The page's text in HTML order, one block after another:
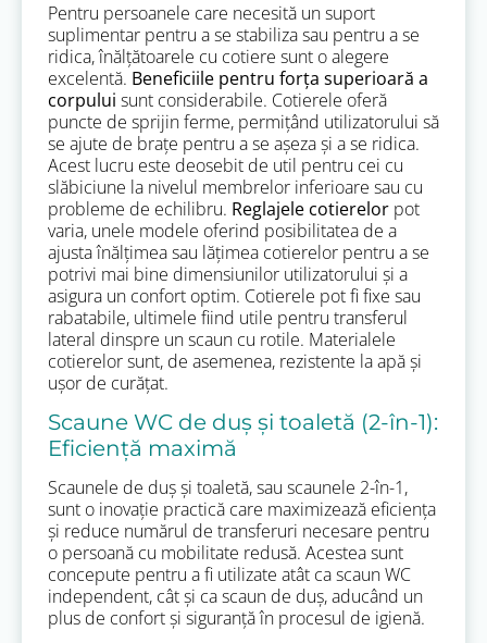
Pentru persoanele care necesită un suport
suplimentar pentru a se stabiliza sau pentru a se
ridica, înălțătoarele cu cotiere sunt o alegere
excelentă. Beneficiile pentru forța superioară a
corpului sunt considerabile. Cotierele oferă
puncte de sprijin ferme, permițând utilizatorului să
se ajute de brațe pentru a se așeza și a se ridica.
Acest lucru este deosebit de util pentru cei cu
slăbiciune la nivelul membrelor inferioare sau cu
probleme de echilibru. Reglajele cotierelor pot
varia, unele modele oferind posibilitatea de a
ajusta înălțimea sau lățimea cotierelor pentru a se
potrivi mai bine dimensiunilor utilizatorului și a
asigura un confort optim. Cotierele pot fi fixe sau
rabatabile, ultimele fiind utile pentru transferul
lateral dinspre un scaun cu rotile. Materialele
cotierelor sunt, de asemenea, rezistente la apă și
ușor de curățat.
Scaune WC de duș și toaletă (2-în-1):
Eficiență maximă
Scaunele de duș și toaletă, sau scaunele 2-în-1,
sunt o inovație practică care maximizează eficiența
și reduce numărul de transferuri necesare pentru
o persoană cu mobilitate redusă. Acestea sunt
concepute pentru a fi utilizate atât ca scaun WC
independent, cât și ca scaun de duș, aducând un
plus de confort și siguranță în procesul de igienă.